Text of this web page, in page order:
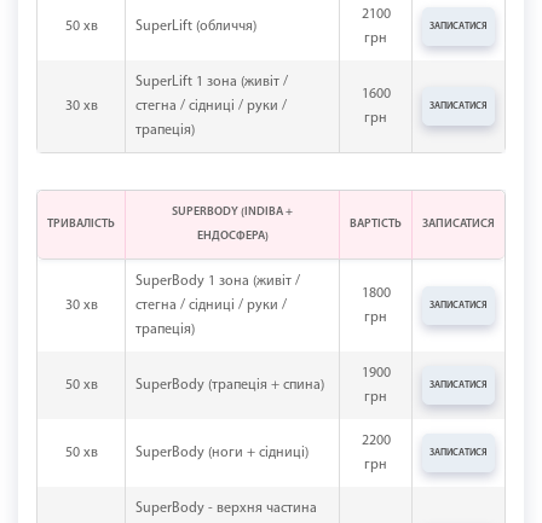
50 хв SuperLift (обличчя)
2100
грн
ЗАПИСАТИСЯ
30 хв
SuperLift 1 зона (живіт /
стегна / сідниці / руки /
трапеція)
1600
грн
ЗАПИСАТИСЯ
30 хв
SuperBody 1 зона (живіт /
стегна / сідниці / руки /
трапеція)
1800
грн
ЗАПИСАТИСЯ
50 хв SuperBody (трапеція + спина)
1900
грн
ЗАПИСАТИСЯ
50 хв SuperBody (ноги + сідниці)
2200
грн
ЗАПИСАТИСЯ
SuperBody - верхня частина
ТРИВАЛІСТЬ
SUPERBODY (INDIBA +
ЕНДОСФЕРА)
ВАРТІСТЬ ЗАПИСАТИСЯ